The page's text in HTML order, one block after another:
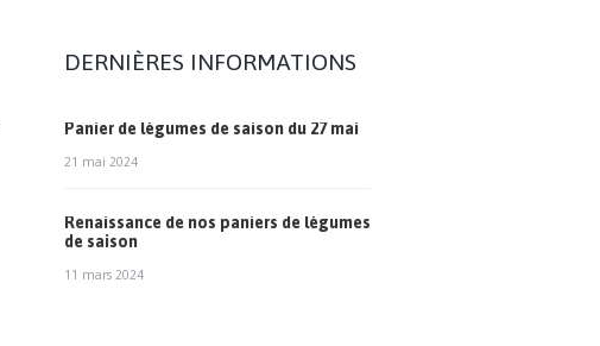
DERNIÈRES INFORMATIONS
Panier de légumes de saison du 27 mai
21 mai 2024
Renaissance de nos paniers de légumes
de saison
11 mars 2024